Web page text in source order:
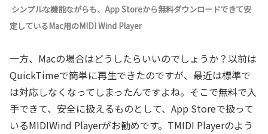
シンプルな機能ながらも、App Storeから無料ダウンロードできて安
定しているMac用のMIDI Wind Player
一方、Macの場合はどうしたらいいのでしょうか？以前は
QuickTimeで簡単に再生できたのですが、最近は標準で
は対応しなくなってしまったんですよね。そこで無料で入
手できて、安全に扱えるものとして、App Storeで扱って
いるMIDIWind Playerがお勧めです。TMIDI Playerのよう